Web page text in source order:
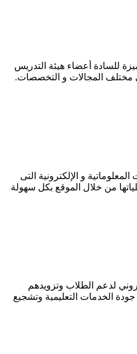
للسادة أعضاء هيئة التدريس
مختلف المجالات و التخصصات.
و الإلكترونية التى
من خلال الموقع بكل سهولة
لدعم الطلاب وتزويدهم
جودة الخدمات التعليمية وتشجيع